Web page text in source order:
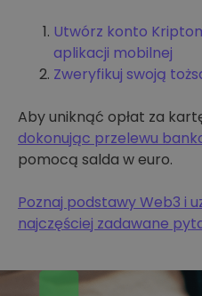
Utwórz konto
aplikacji mobilnej
Zweryfikuj swoją
Aby uniknąć opłat za
dokonując przelewu
pomocą salda w euro.
Poznaj podstawy Web3 i
najczęściej zadawane